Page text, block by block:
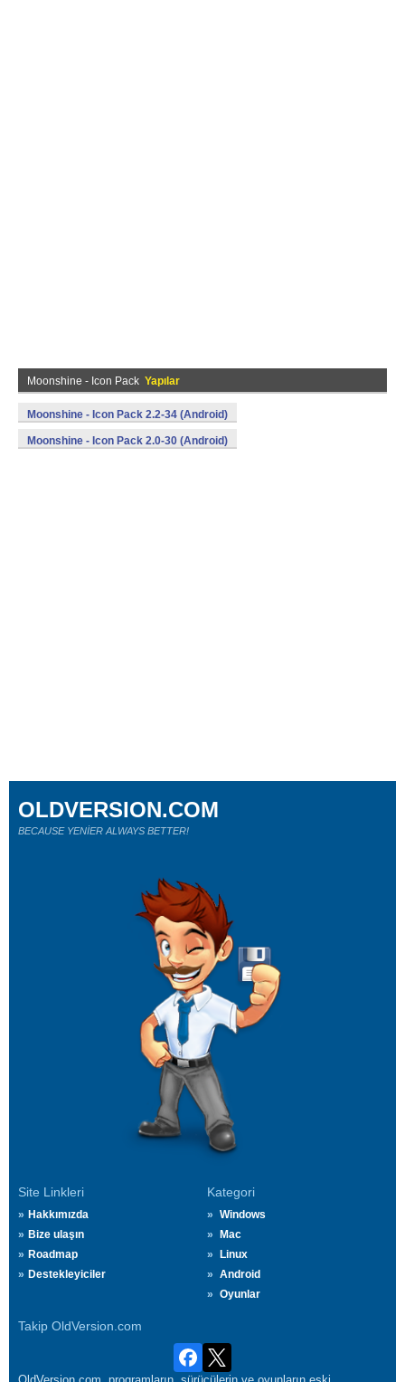
Moonshine - Icon Pack Yapılar
Moonshine - Icon Pack 2.2-34 (Android)
Moonshine - Icon Pack 2.0-30 (Android)
Site Linkleri
Hakkımızda
Bize ulaşın
Roadmap
Destekleyiciler
Kategori
Windows
Mac
Linux
Android
Oyunlar
Takip OldVersion.com
OLDVERSION.COM
BECAUSE YENİER ALWAYS BETTER!